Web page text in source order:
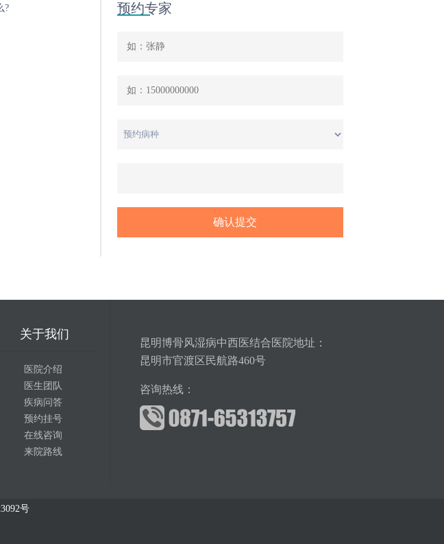
?
预约专家
关于我们
医院介绍
医生团队
疾病问答
预约挂号
在线咨询
来院路线
昆明博骨风湿病中西医结合医院地址：
昆明市官渡区民航路460号
咨询热线：
号